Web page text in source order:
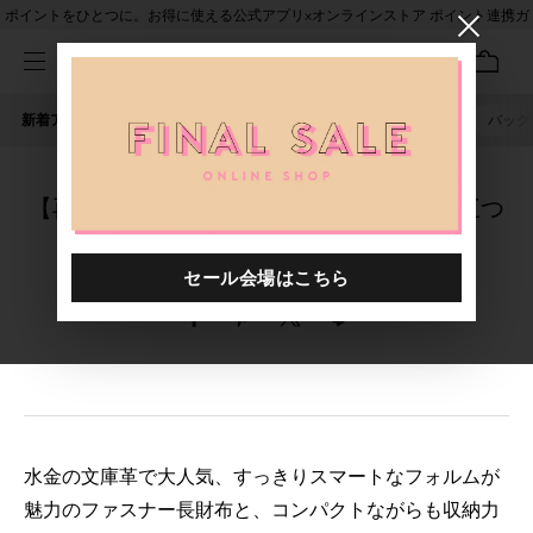
ポイントをひとつに。お得に使える公式アプリ×オンラインストア ポイント連携ガ
新着アイテム 人気ワード セール 40th限定 バッグ
【再入荷】大人気のファスナー長財布＆三つ
折り財布がオンライン先行で再入荷！
水金の文庫革で大人気、すっきりスマートなフォルムが
魅力のファスナー長財布と、コンパクトながらも収納力